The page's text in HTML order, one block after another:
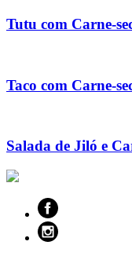
Tutu com Carne-
Taco com Carne-
Salada de Jiló e